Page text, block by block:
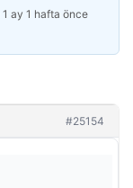
1 ay 1 hafta önce
#25154